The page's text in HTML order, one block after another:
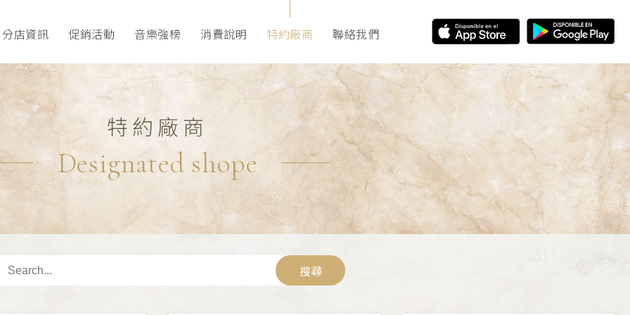
分店資訊 促銷活動 音樂強榜 消費說明 特約廠商 聯絡我們
特約廠商
Designated shope
搜尋